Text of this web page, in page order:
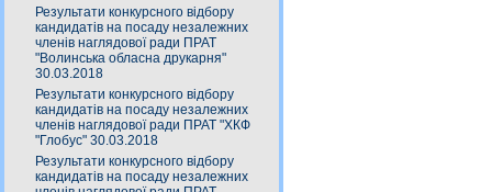
Результати конкурсного відбору
кандидатів на посаду незалежних
членів наглядової ради ПРАТ
"Волинська обласна друкарня"
30.03.2018
Результати конкурсного відбору
кандидатів на посаду незалежних
членів наглядової ради ПРАТ "ХКФ
"Глобус" 30.03.2018
Результати конкурсного відбору
кандидатів на посаду незалежних